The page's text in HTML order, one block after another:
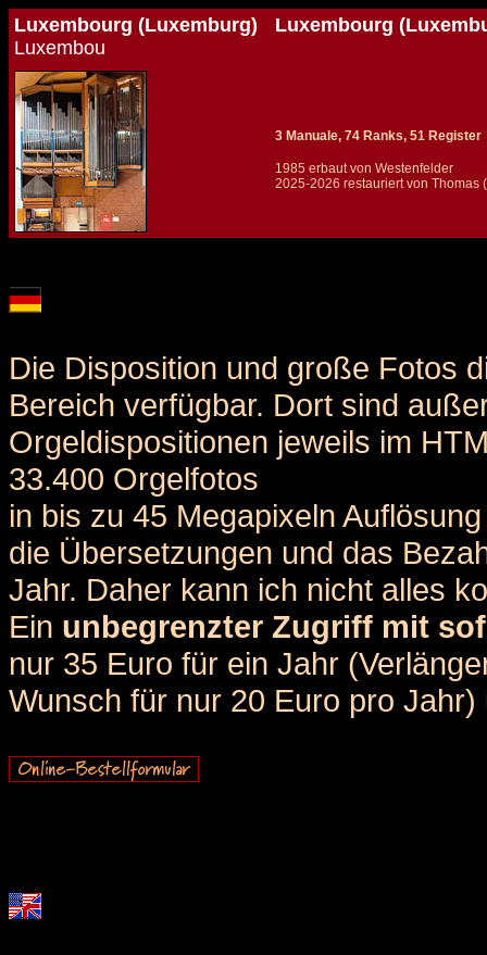
Luxembourg (Luxemburg)
Luxembou
Luxembourg
3 Manuale, 74 Ranks, 51 Register
1985 erbaut von Westenfelder
2025-2026 restauriert von Thomas
Die Disposition und große Fotos
Bereich verfügbar. Dort sind
Orgeldispositionen jeweils im
33.400 Orgelfotos
in bis zu 45 Megapixeln
die Übersetzungen und das
Jahr. Daher kann ich nicht alles
Ein unbegrenzter Zugriff mit
nur 35 Euro für ein Jahr
Wunsch für nur 20 Euro pro